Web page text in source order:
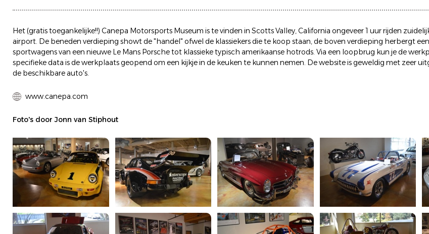
Het (gratis toegankelijke!!) Canepa Motorsports Museum is te vinden in Scotts Valley, California ongeveer 1 uur rijden
airport. De beneden verdieping showt de "handel" ofwel de klassiekers die te koop staan, de boven verdieping herbergt
sportwagens van een nieuwe Le Mans Porsche tot klassieke typisch amerikaanse hotrods. Via een loopbrug kun je de
specifieke data is de werkplaats geopend om een kijkje in de keuken te kunnen nemen. De website is geweldig met zeer
de beschikbare auto's.
www.canepa.com
Foto's door Jonn van Stiphout